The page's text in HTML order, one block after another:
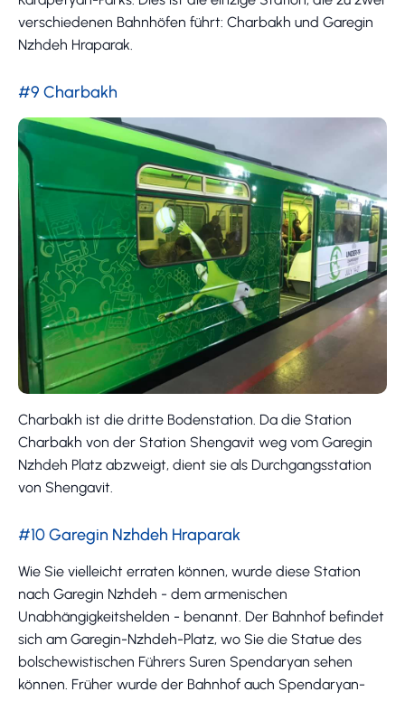
verschiedenen Bahnhöfen führt: Charbakh und Garegin
Nzhdeh Hraparak.
#9 Charbakh
Charbakh ist die dritte Bodenstation. Da die Station
Charbakh von der Station Shengavit weg vom Garegin
Nzhdeh Platz abzweigt, dient sie als Durchgangsstation
von Shengavit.
#10 Garegin Nzhdeh Hraparak
Wie Sie vielleicht erraten können, wurde diese Station
nach Garegin Nzhdeh - dem armenischen
Unabhängigkeitshelden - benannt. Der Bahnhof befindet
sich am Garegin-Nzhdeh-Platz, wo Sie die Statue des
bolschewistischen Führers Suren Spendaryan sehen
können. Früher wurde der Bahnhof auch Spendaryan-